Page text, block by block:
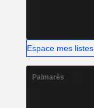
Espace mes listes
Palmarès